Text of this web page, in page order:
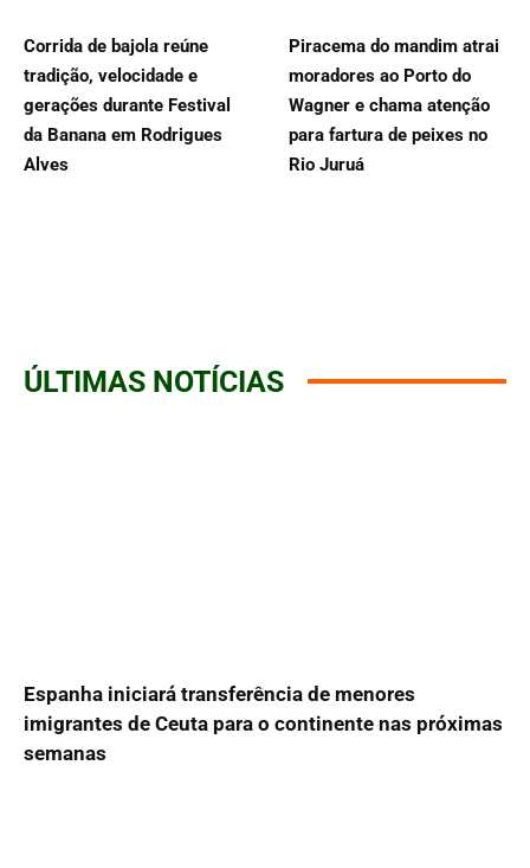
Corrida de bajola reúne
tradição, velocidade e
gerações durante Festival
da Banana em Rodrigues
Alves
Piracema do mandim atrai
moradores ao Porto do
Wagner e chama atenção
para fartura de peixes no
Rio Juruá
ÚLTIMAS NOTÍCIAS
Espanha iniciará transferência de menores
imigrantes de Ceuta para o continente nas próximas
semanas